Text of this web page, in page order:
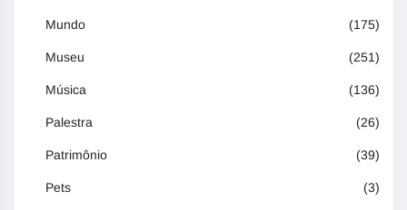
Mundo (175)
Museu (251)
Música (136)
Palestra (26)
Patrimônio (39)
Pets (3)